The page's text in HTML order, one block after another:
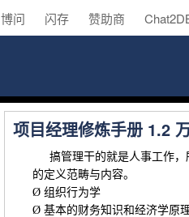
博问 闪存 赞助商
项目经理修炼手册 1.2
搞管理干的就是人事工作
的定义范畴与内容。
Ø 组织行为学
Ø 基本的财务知识和经济学原